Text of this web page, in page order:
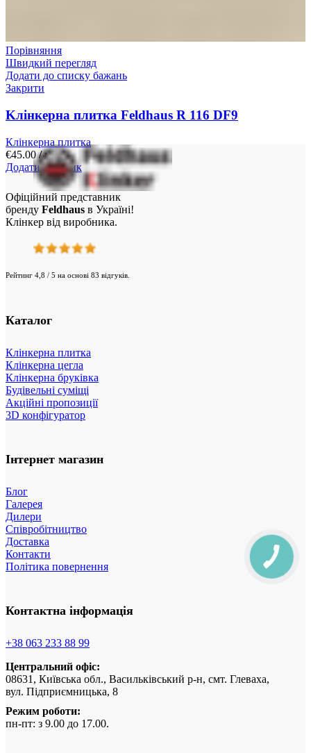
Порівняння
Швидкий перегляд
Додати до списку бажань
Закрити
Kлінкерна плитка Feldhaus R 116 DF9
Клінкерна плитка
€45.00/ м²
Додати у кошик
Офіційний представник
бренду Feldhaus в Україні!
Клінкер від виробника.
Рейтинг 4,8 / 5 на основі 83 відгуків.
Каталог
Клінкерна плитка
Клінкерна цегла
Клінкерна бруківка
Будівельні суміщі
Акційні пропозиції
3D конфігуратор
Інтернет магазин
Блог
Галерея
Дилери
Співробітництво
Доставка
Контакти
Політика повернення
Контактна інформація
+38 063 233 88 99
Центральний офіс:
08631, Київська обл., Васильківський р-н, смт. Глеваха,
вул. Підприємницька, 8
Режим роботи:
пн-пт: з 9.00 до 17.00.